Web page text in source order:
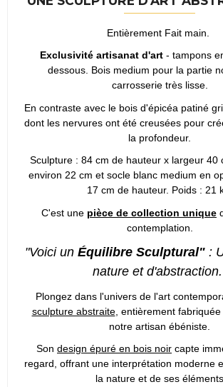
Entièrement Fait main.
Exclusivité artisanat d'art - tampons
dessous. Bois medium pour la partie
carrosserie très lisse.
En contraste avec le bois d'épicéa patiné
dont les nervures ont été creusées pour
la profondeur.
Sculpture : 84 cm de hauteur x largeur 40
environ 22 cm et socle blanc medium en
17 cm de hauteur. Poids : 21
C'est une pièce de collection unique
contemplation.
"Voici un Équilibre Sculptural":
nature et
Plongez dans l'univers de l'art
sculpture abstraite, entièrement
notre artisan ébéniste.
Son design épuré en bois noir capte
regard, offrant une interprétation moderne
la nature et de ses éléments